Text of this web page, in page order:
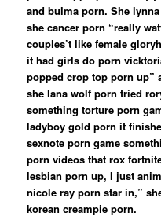
and bulma porn. She
she cancer porn “really
couples’t like female
it had girls do porn
popped crop top porn up”
she lana wolf porn tried
something torture porn
ladyboy gold porn it
sexnote porn game
porn videos that rox
lesbian porn up, I just
nicole ray porn star in,”
korean creampie porn.